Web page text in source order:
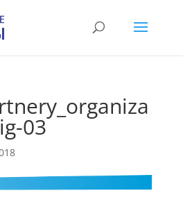
03